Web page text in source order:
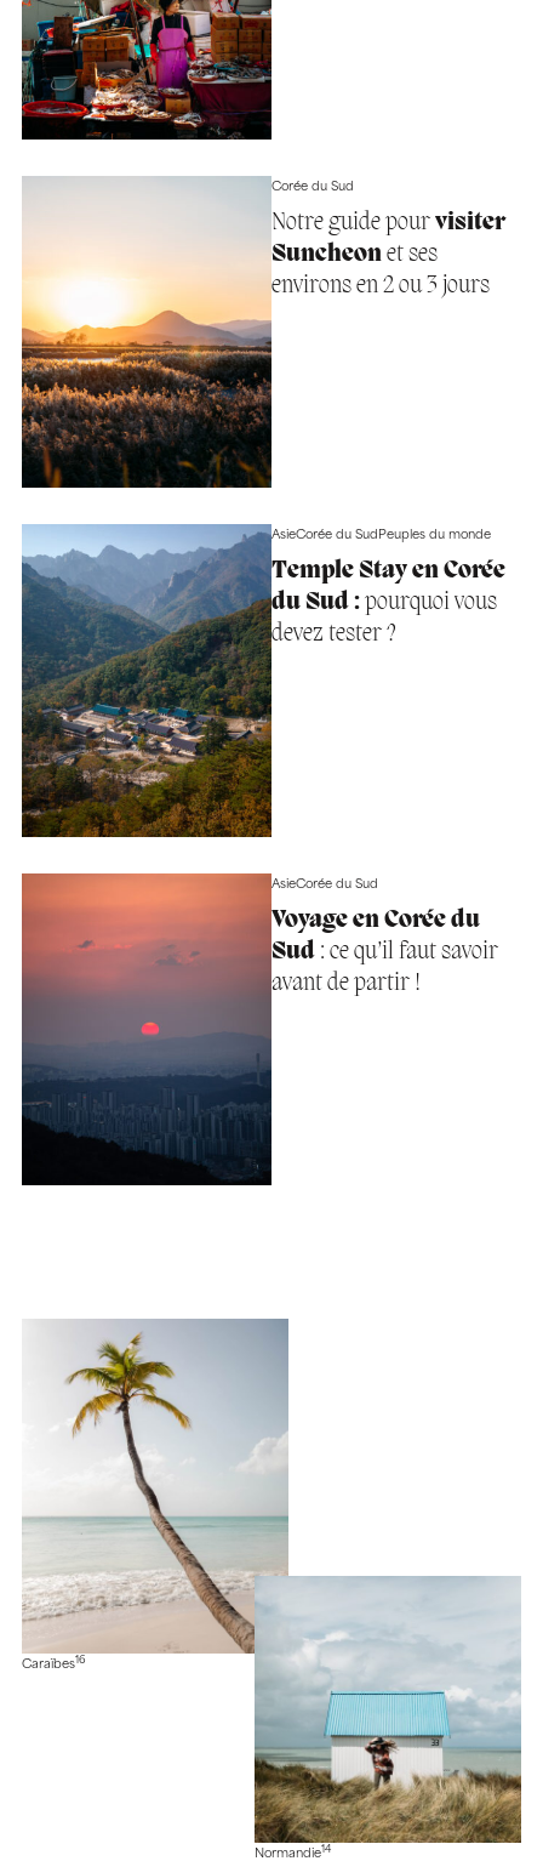
Corée du Sud
Notre guide pourvisiter
Suncheonet ses
environs en 2 ou 3 jours
AsieCorée du SudPeuples du monde
Temple Stay en Corée
du Sud :pourquoi vous
devez tester ?
AsieCorée du Sud
Voyage en Corée du
Sud : ce qu’il faut savoir
avant de partir !
Caraïbes16
Normandie14